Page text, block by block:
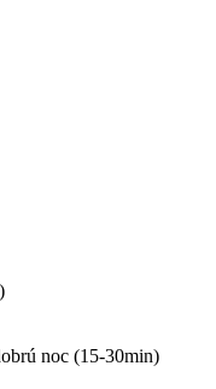
noc (15-30min)